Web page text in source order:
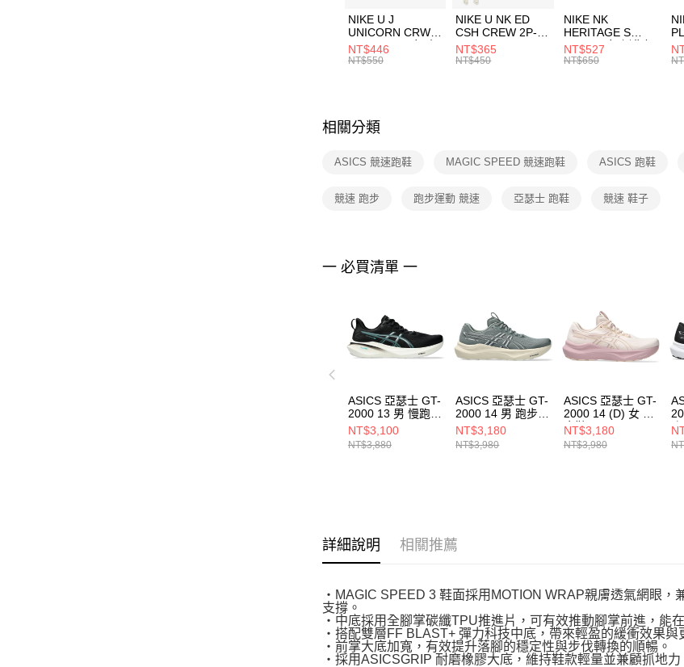
NIKE U J
UNICORN CRW
1PR -160 男女 中
統襪 FZ3393100
NT$446
NT$550
NIKE U NK ED
CSH CREW 2P-
144 EMBRDY 男
女 短統襪
NT$365
NT$450
NIKE NK
HERITAGE S
SMIT 男女 側背包
BA5871010
NT$527
NT$650
襪
相關分類
ASICS 競速跑鞋 MAGIC SPEED 競速跑鞋 ASICS 跑鞋
競速 跑步 跑步運動 競速 亞瑟士 跑鞋 競速 鞋子
一 必買清單 一
ASICS 亞瑟士 GT-
2000 13 男 慢跑鞋
1011B861004
NT$3,100
NT$3,880
ASICS 亞瑟士 GT-
2000 14 男 跑步鞋
1011C056020
NT$3,180
NT$3,980
ASICS 亞瑟士 GT-
2000 14 (D) 女 跑
步鞋
1012B842700
NT$3,180
NT$3,980
詳細說明 相關推薦
‧MAGIC SPEED 3 鞋面採用MOTION WRAP親膚透氣網眼，
支撐。
‧中底採用全腳掌碳纖TPU推進片，可有效推動腳掌前進，能
‧搭配雙層FF BLAST+ 彈力科技中底，帶來輕盈的緩衝效果與
‧前掌大底加寬，有效提升落腳的穩定性與步伐轉換的順暢。
‧採用ASICSGRIP 耐磨橡膠大底，維持鞋款輕量並兼顧抓地力